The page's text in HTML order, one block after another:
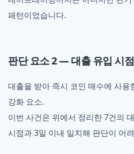
패턴이었습니다.
판단 요소 2 — 대출 유입 시
대출을 받아 즉시 코인 매수에 사용
강화 요소.
이번 사건은 위에서 정리한 7건의
시점과 3일 이내 일치해 판단이 어